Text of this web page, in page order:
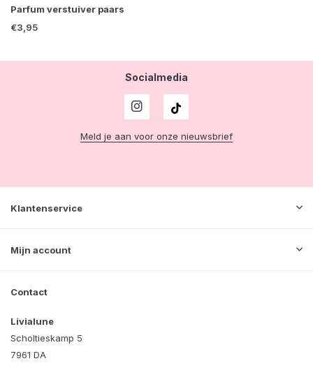
Parfum verstuiver paars
€3,95
Socialmedia
Meld je aan voor onze nieuwsbrief
Klantenservice
Mijn account
Contact
Livialune
Scholtieskamp 5
7961 DA